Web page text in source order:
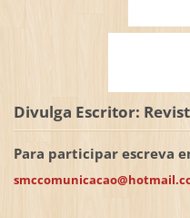
Divulga Escritor:
Para participar escreva